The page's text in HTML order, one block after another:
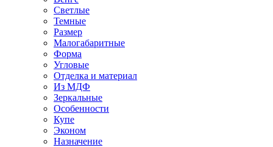
Светлые
Темные
Размер
Малогабаритные
Форма
Угловые
Отделка и материал
Из МДФ
Зеркальные
Особенности
Купе
Эконом
Назначение